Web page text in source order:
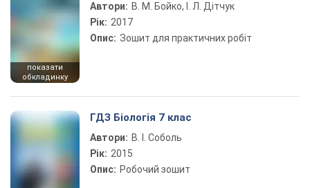
показати
обкладинку
Автори: В. М. Бойко, І. Л. Дітчук
Рік: 2017
Опис: Зошит для практичних робіт
ГДЗ Біологія 7 клас
Автори: В. І. Соболь
Рік: 2015
Опис: Робочий зошит